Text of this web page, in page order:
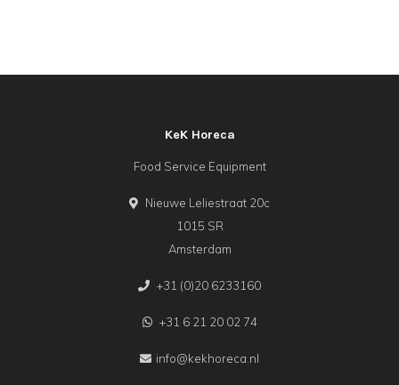
KeK Horeca
Food Service Equipment
Nieuwe Leliestraat 20c
1015 SR
Amsterdam
+31 (0)20 6233160
+31 6 21 20 02 74
info@kekhoreca.nl